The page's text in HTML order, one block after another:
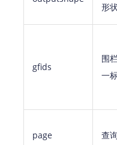
形
gfids
围
一
page 查